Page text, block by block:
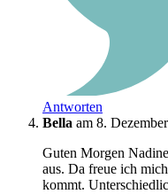
Antworten
Bella am 8.
Guten Morgen
aus. Da freue ich
kommt.